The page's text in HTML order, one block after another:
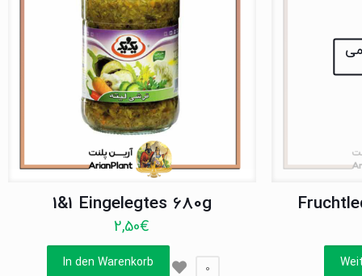
1&1 Eingelegtes 680g
2,50€
In den Warenkorb 0